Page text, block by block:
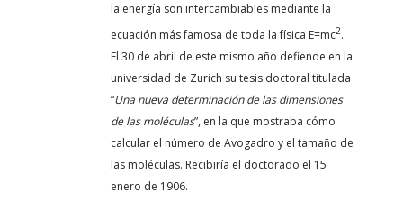
la energía son intercambiables mediante la
ecuación más famosa de toda la física E=mc2.
El 30 de abril de este mismo año defiende en la
universidad de Zurich su tesis doctoral titulada
“Una nueva determinación de las dimensiones
de las moléculas”, en la que mostraba cómo
calcular el número de Avogadro y el tamaño de
las moléculas. Recibiría el doctorado el 15
enero de 1906.